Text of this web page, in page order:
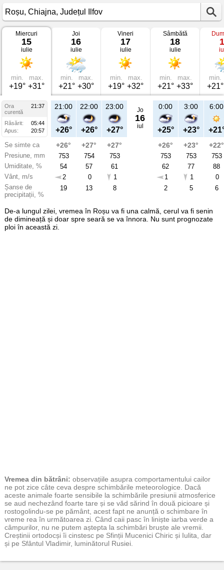
Vremea
Roșu
2026
Chiajna,
Județul
Miercuri
15
iulie
min.
+19°
max.
+31°
Joi
16
iulie
min.
+21°
max.
+30°
Vineri
17
iulie
min.
+19°
max.
+32°
Sâmbătă
18
iulie
min.
+21°
max.
+33°
min.
+21°
Ora
21:37
curentă
Răsărit:
05:44
Apus:
20:57
Se simte ca
Presiune, mm
Umiditate, %
Vânt, m/s
Șanse de
precipitații, %
21:00
+26°
+26°
753
54
2
19
22:00
+26°
+27°
754
57
0
13
23:00
+27°
+27°
753
61
1
8
Jo
16
iul
0:00
+25°
+26°
753
62
1
2
3:00
+23°
+23°
753
77
1
5
6:00
+22°
753
88
0
6
De-a lungul zilei, vremea în Roșu va fi una calmă, cerul va fi senin
de dimineață și doar spre seară se va înnora. Nu sunt prognozate
ploi în această zi.
Vremea din bătrâni: observațiile asupra comportamentului cailor
ne pot zice câte ceva despre schimbările meteorologice. Dacă
aceste animale foarte sensibile la schimbările presiunii atmosferice
se aud nechezând foarte tare și se văd sărind în două picioare și
rostogolindu-se pe pământ, acest fapt ne anunță o schimbare în
vreme rea în următoarea zi. Când caii pasc în liniște iarba verde a
câmpurilor, nu ne putem aștepta la schimbări bruște ale vremii.
Creștinii ortodocși îi cinstesc pe Sfinții Mucenici Chiric și Iulita, dar
și pe Sfântul Vladimir, luminătorul Rusiei.